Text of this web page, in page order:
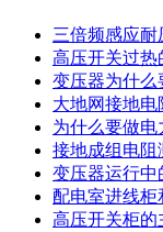
三倍频感应
高压开关过热
变压器为什么
大地网接地
为什么要做
接地成组电阻
变压器运行中
配电室进线柜
高压开关柜的